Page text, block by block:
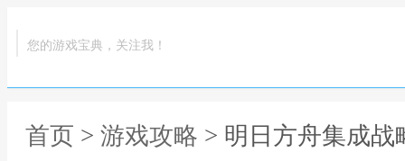
您的游戏宝典，关注我！
首页 > 游戏攻略 > 明日方舟集成